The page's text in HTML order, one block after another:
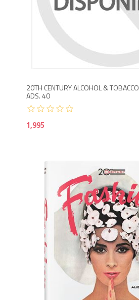
20TH CENTURY ALCOHOL & TOBACCO
ADS. 40
1,995